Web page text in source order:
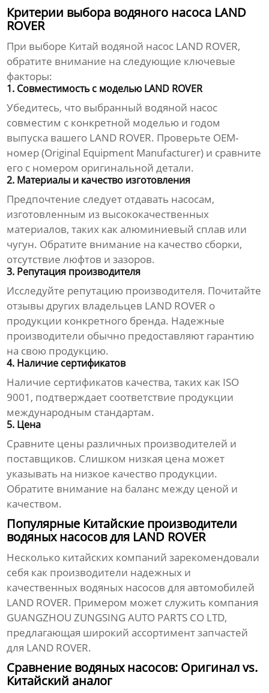
Критерии выбора водяного насоса LAND
ROVER
При выборе Китай водяной насос LAND ROVER,
обратите внимание на следующие ключевые
факторы:
1. Совместимость с моделью LAND ROVER
Убедитесь, что выбранный водяной насос
совместим с конкретной моделью и годом
выпуска вашего LAND ROVER. Проверьте OEM-
номер (Original Equipment Manufacturer) и сравните
его с номером оригинальной детали.
2. Материалы и качество изготовления
Предпочтение следует отдавать насосам,
изготовленным из высококачественных
материалов, таких как алюминиевый сплав или
чугун. Обратите внимание на качество сборки,
отсутствие люфтов и зазоров.
3. Репутация производителя
Исследуйте репутацию производителя. Почитайте
отзывы других владельцев LAND ROVER о
продукции конкретного бренда. Надежные
производители обычно предоставляют гарантию
на свою продукцию.
4. Наличие сертификатов
Наличие сертификатов качества, таких как ISO
9001, подтверждает соответствие продукции
международным стандартам.
5. Цена
Сравните цены различных производителей и
поставщиков. Слишком низкая цена может
указывать на низкое качество продукции.
Обратите внимание на баланс между ценой и
качеством.
Популярные Китайские производители
водяных насосов для LAND ROVER
Несколько китайских компаний зарекомендовали
себя как производители надежных и
качественных водяных насосов для автомобилей
LAND ROVER. Примером может служить компания
GUANGZHOU ZUNGSING AUTO PARTS CO LTD,
предлагающая широкий ассортимент запчастей
для LAND ROVER.
Сравнение водяных насосов: Оригинал vs.
Китайский аналог